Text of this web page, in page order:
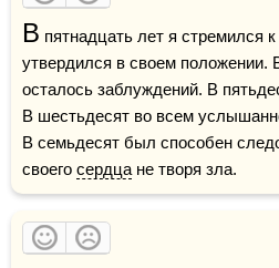
В пятнадцать лет я стремился
утвердился в своем положении.
осталось заблуждений. В
В шестьдесят во всем
В семьдесят был способен
своего сердца не творя зла.